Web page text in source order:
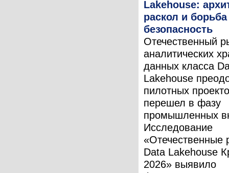
Lakehouse:
раскол и борьба
безопасность
Отечественный
аналитических
данных класса
Lakehouse
пилотных
перешел в фазу
промышленных
Исследование
«Отечественные
Data Lakehouse
2026» выявило